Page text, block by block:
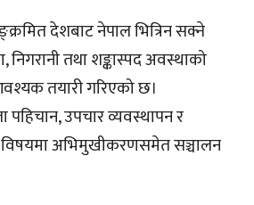
देशबाट नेपाल भित्रिन सक्ने
निगरानी तथा शङ्कास्पद अवस्थाको
तयारी गरिएको छ।
पहिचान, उपचार व्यवस्थापन र
अभिमुखीकरणसमेत सञ्चालन